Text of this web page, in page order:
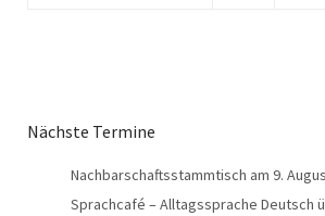
Nächste Termine
Nachbarschaftsstammtisch am 9.
Sprachcafé – Alltagssprache Deutsch